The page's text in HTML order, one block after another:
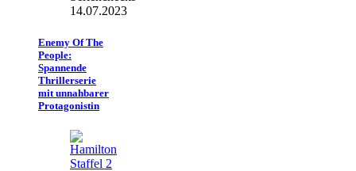
14.07.2023
Enemy Of The
People:
Spannende
Thrillerserie
mit unnahbarer
Protagonistin